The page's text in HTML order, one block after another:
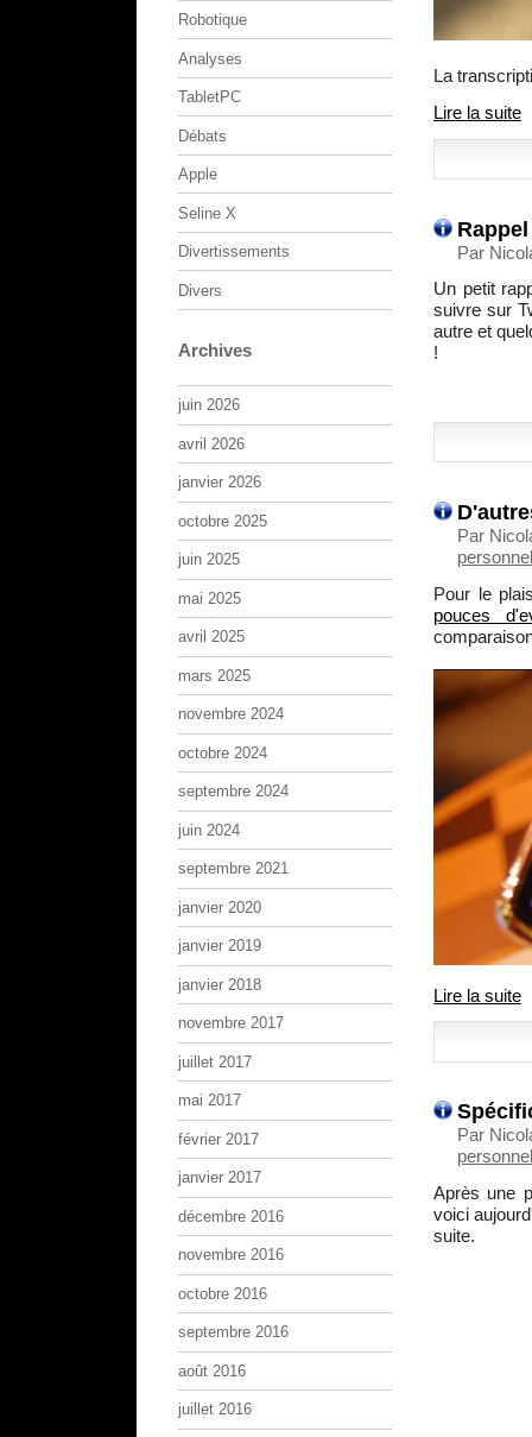
La
Lire la suite
Par
Un petit
suivre sur
autre et
!
Par
Pour le
pouces
Lire la suite
Par
Après une
voici
suite.
Robotique
Analyses
TabletPC
Débats
Apple
Seline X
Divertissements
Divers
Archives
juin 2026
avril 2026
janvier 2026
octobre 2025
juin 2025
mai 2025
avril 2025
mars 2025
novembre 2024
octobre 2024
septembre 2024
juin 2024
septembre 2021
janvier 2020
janvier 2019
janvier 2018
novembre 2017
juillet 2017
mai 2017
février 2017
janvier 2017
décembre 2016
novembre 2016
octobre 2016
septembre 2016
août 2016
juillet 2016